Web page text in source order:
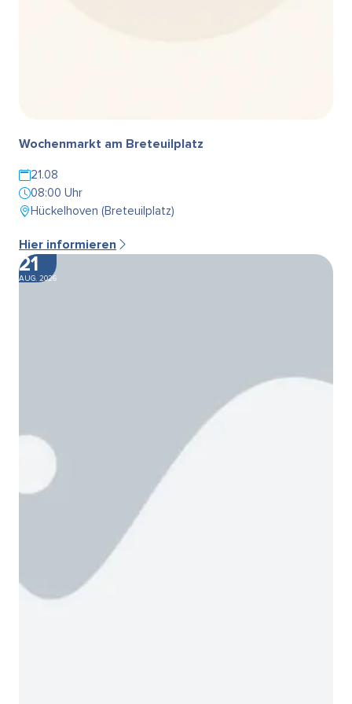
Wochenmarkt am Breteuilplatz
21.08
08:00 Uhr
Hückelhoven (Breteuilplatz)
Hier informieren
21
AUG. 2026